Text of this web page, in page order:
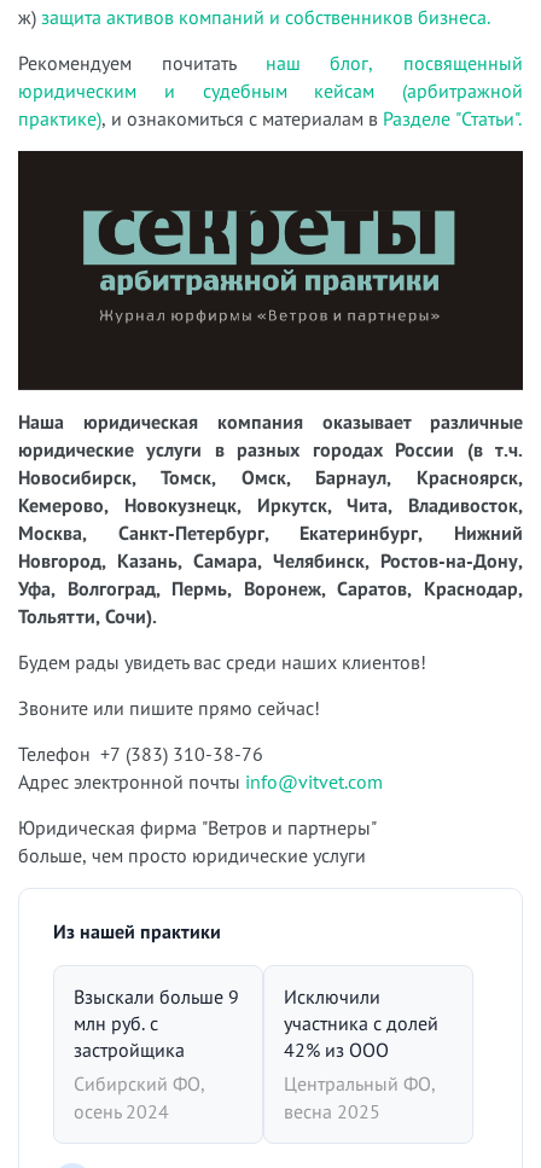
ж) защита активов компаний и собственников бизнеса.
Рекомендуем почитать наш блог, посвященный
юридическим и судебным кейсам (арбитражной
практике), и ознакомиться с материалам в Разделе "Статьи".
Наша юридическая компания оказывает различные
юридические услуги в разных городах России (в т.ч.
Новосибирск, Томск, Омск, Барнаул, Красноярск,
Кемерово, Новокузнецк, Иркутск, Чита, Владивосток,
Москва, Санкт-Петербург, Екатеринбург, Нижний
Новгород, Казань, Самара, Челябинск, Ростов-на-Дону,
Уфа, Волгоград, Пермь, Воронеж, Саратов, Краснодар,
Тольятти, Сочи).
Будем рады увидеть вас среди наших клиентов!
Звоните или пишите прямо сейчас!
Телефон +7 (383) 310-38-76
Адрес электронной почты info@vitvet.com
Юридическая фирма "Ветров и партнеры"
больше, чем просто юридические услуги
Из нашей практики
Взыскали больше 9
млн руб. с
застройщика
Сибирский ФО,
осень 2024
Исключили
участника с долей
42% из ООО
Центральный ФО,
весна 2025